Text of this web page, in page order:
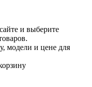
и выберите
модели и цене для